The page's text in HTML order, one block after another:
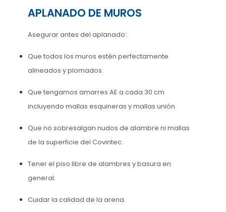
APLANADO DE MUROS
Asegurar antes del aplanado:
Que todos los muros estén perfectamente
alineados y plomados.
Que tengamos amarres AE a cada 30 cm
incluyendo mallas esquineras y mallas unión.
Que no sobresalgan nudos de alambre ni mallas
de la superficie del Covintec.
Tener el piso libre de alambres y basura en
general.
Cuidar la calidad de la arena.